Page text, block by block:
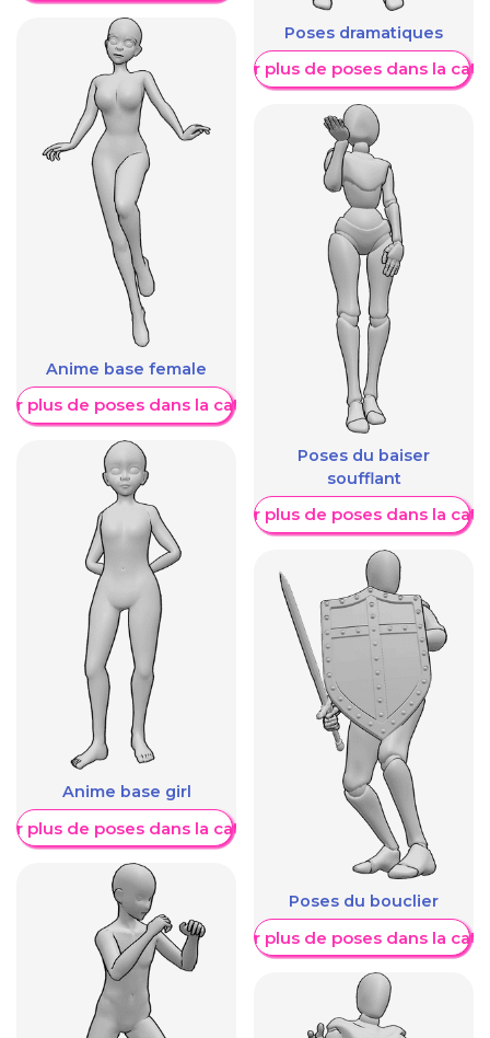
Anime base female
plus de poses dans la catégorie
Anime base girl
plus de poses dans la catégorie
Poses dramatiques
Afficher plus de poses dans la
Poses du baiser
soufflant
Afficher plus de poses dans la
Poses du bouclier
Afficher plus de poses dans la